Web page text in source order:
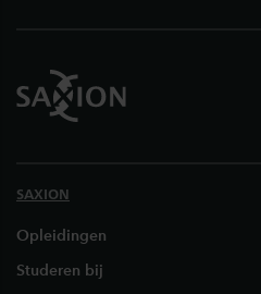
SAXION
Opleidingen
Studeren bij